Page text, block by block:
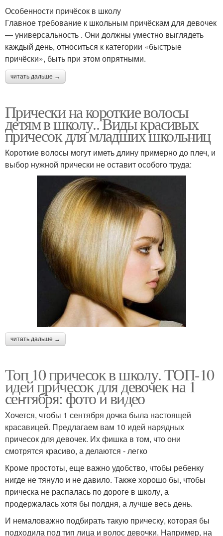
Особенности причёсок в школу
Главное требование к школьным причёскам для девочек
— универсальность . Они должны уместно выглядеть
каждый день, относиться к категории «быстрые
причёски», быть при этом опрятными.
читать дальше →
Прически на короткие волосы
детям в школу.. Виды красивых
причесок для младших школьниц
Короткие волосы могут иметь длину примерно до плеч, и
выбор нужной прически не оставит особого труда:
читать дальше →
Топ 10 причесок в школу. ТОП-10
идей причесок для девочек на 1
сентября: фото и видео
Хочется, чтобы 1 сентября дочка была настоящей
красавицей. Предлагаем вам 10 идей нарядных
причесок для девочек. Их фишка в том, что они
смотрятся красиво, а делаются - легко
Кроме простоты, еще важно удобство, чтобы ребенку
нигде не тянуло и не давило. Также хорошо бы, чтобы
прическа не распалась по дороге в школу, а
продержалась хотя бы полдня, а лучше весь день.
И немаловажно подбирать такую прическу, которая бы
подходила под тип лица и волос девочки. Например, на